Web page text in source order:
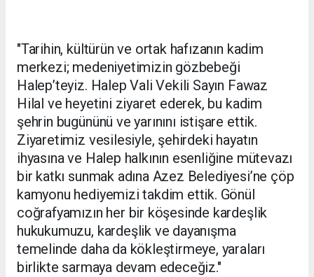
"Tarihin, kültürün ve ortak hafızanın kadim
merkezi; medeniyetimizin gözbebeği
Halep’teyiz. Halep Vali Vekili Sayın Fawaz
Hilal ve heyetini ziyaret ederek, bu kadim
şehrin bugününü ve yarınını istişare ettik.
Ziyaretimiz vesilesiyle, şehirdeki hayatın
ihyasına ve Halep halkının esenliğine mütevazı
bir katkı sunmak adına Azez Belediyesi’ne çöp
kamyonu hediyemizi takdim ettik. Gönül
coğrafyamızın her bir köşesinde kardeşlik
hukukumuzu, kardeşlik ve dayanışma
temelinde daha da kökleştirmeye, yaraları
birlikte sarmaya devam edeceğiz."